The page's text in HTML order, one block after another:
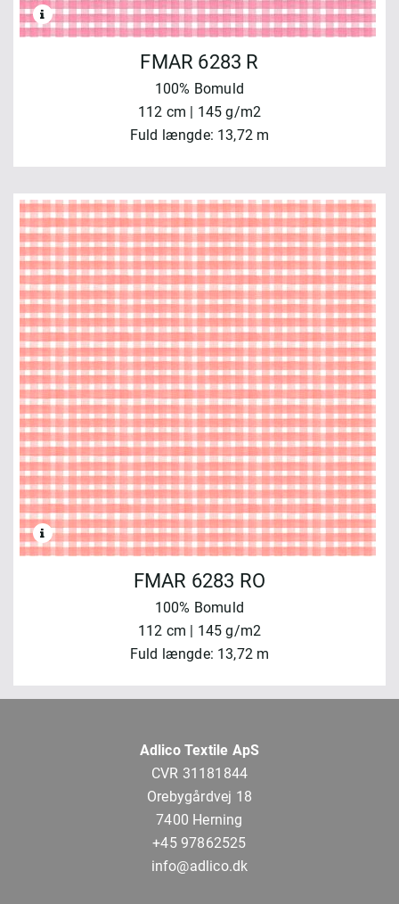
FMAR 6283 R
100% Bomuld
112 cm | 145 g/m2
Fuld længde: 13,72 m
FMAR 6283 RO
100% Bomuld
112 cm | 145 g/m2
Fuld længde: 13,72 m
Adlico Textile ApS
CVR 31181844
Orebygårdvej 18
7400 Herning
+45 97862525
info@adlico.dk